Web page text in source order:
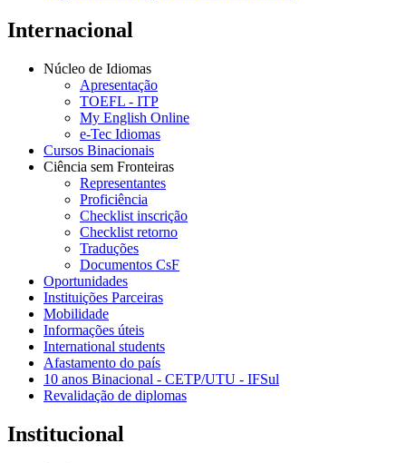
Internacional
Núcleo de Idiomas
Apresentação
TOEFL - ITP
My English Online
e-Tec Idiomas
Cursos Binacionais
Ciência sem Fronteiras
Representantes
Proficiência
Checklist inscrição
Checklist retorno
Traduções
Documentos CsF
Oportunidades
Instituições Parceiras
Mobilidade
Informações úteis
International students
Afastamento do país
10 anos Binacional - CETP/UTU - IFSul
Revalidação de diplomas
Institucional